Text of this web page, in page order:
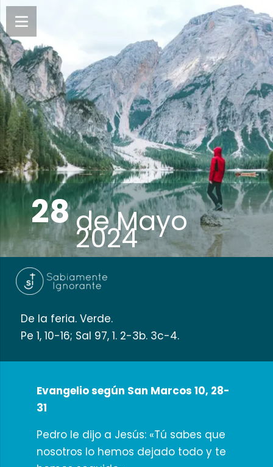
28deMayo
2024
De la feria. Verde.
Pe 1, 10-16; Sal 97, 1. 2-3b. 3c-4.
Evangelio según San Marcos 10, 28-
31
Pedro le dijo a Jesús: «Tú sabes que
nosotros lo hemos dejado todo y te